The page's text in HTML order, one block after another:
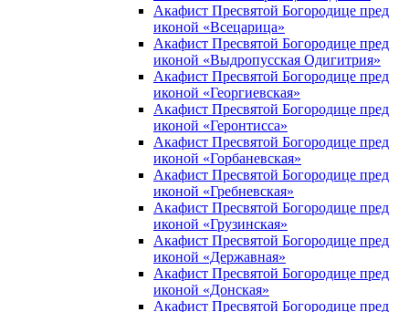
Акафист Пресвятой Богородице пред
иконой «Всецарица»
Акафист Пресвятой Богородице пред
иконой «Выдропусская Одигитрия»
Акафист Пресвятой Богородице пред
иконой «Георгиевская»
Акафист Пресвятой Богородице пред
иконой «Геронтисса»
Акафист Пресвятой Богородице пред
иконой «Горбаневская»
Акафист Пресвятой Богородице пред
иконой «Гребневская»
Акафист Пресвятой Богородице пред
иконой «Грузинская»
Акафист Пресвятой Богородице пред
иконой «Державная»
Акафист Пресвятой Богородице пред
иконой «Донская»
Акафист Пресвятой Богородице пред